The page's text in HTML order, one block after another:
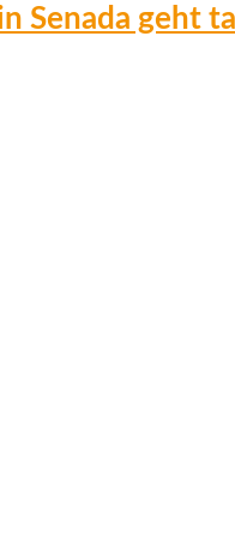
Senada geht